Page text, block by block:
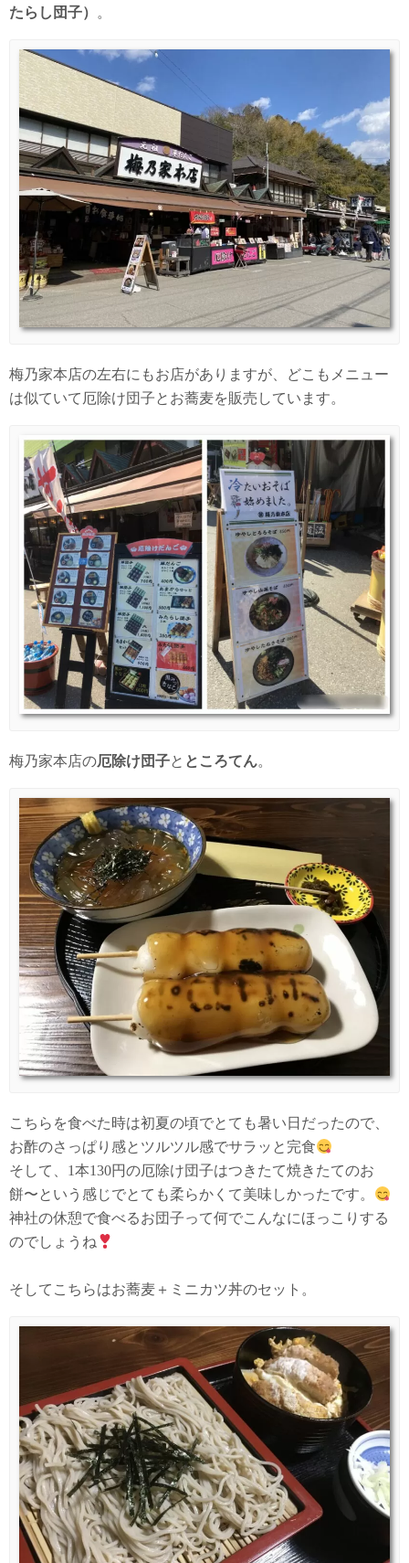
たらし団子） 。
梅乃家本店の左右にもお店がありますが、どこもメニュー
は似ていて厄除け団子とお蕎麦を販売しています。
梅乃家本店の厄除け団子と ところてん。
こちらを食べた時は初夏の頃でとても暑い日だったので、
お酢のさっぱり感とツルツル感でサラッと完食
そして、1本130円の厄除け団子はつきたて焼きたてのお
餅〜という感じでとても柔らかくて美味しかったです。
神社の休憩で食べるお団子って何でこんなにほっこりする
のでしょうね
そしてこちらはお蕎麦＋ミニカツ丼のセット。